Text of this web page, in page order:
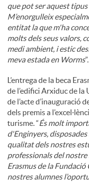
que pot ser aquest
M’enorgulleix
entitat la que m'ha
molts dels seus valors,
medi ambient, i estic
meva estada en Worms”.
L’entrega de la beca
de l’edifici Arxiduc de
de l’acte d’inauguració
dels premis a
turisme. “És molt
d'Enginyers,
qualitat dels nostres
professionals del nostre
Erasmus de la Fundació
nostres alumnes